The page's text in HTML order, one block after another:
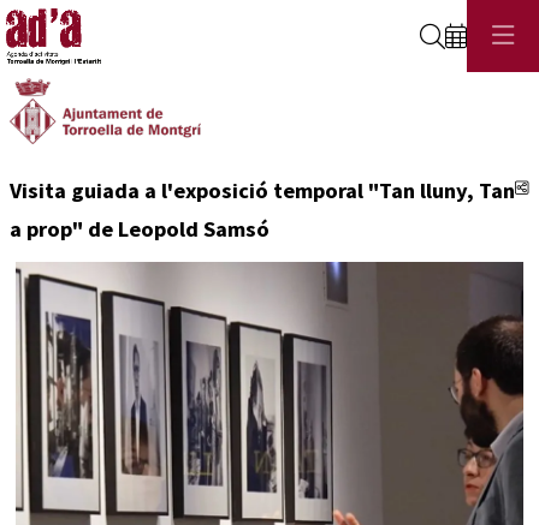
Cerca
Visita guiada a l'exposició temporal "Tan lluny, Tan
a prop" de Leopold Samsó